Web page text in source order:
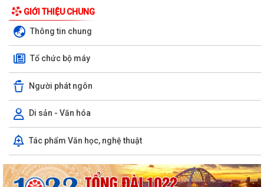
GIỚI THIỆU CHUNG
Thông tin chung
Tổ chức bộ máy
Người phát ngôn
Di sản - Văn hóa
Tác phẩm Văn học, nghệ thuật
ẩm thực số Hải Phòng
Xây dựng Bản đồ Ẩm thực số Hải Phòng và mở rộng mô hình chuyển
đổi số, thanh toán không dùng tiền...